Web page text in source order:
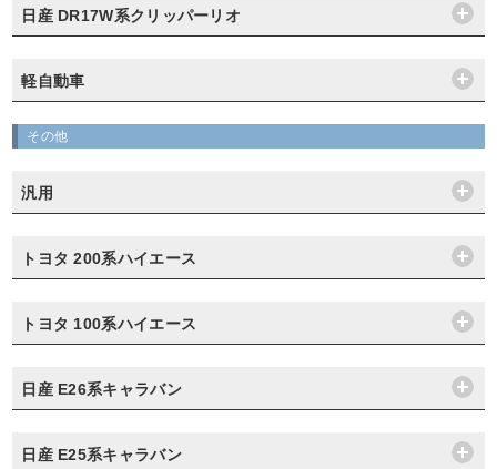
日産 DR17W系クリッパーリオ
軽自動車
その他
汎用
トヨタ 200系ハイエース
トヨタ 100系ハイエース
日産 E26系キャラバン
日産 E25系キャラバン